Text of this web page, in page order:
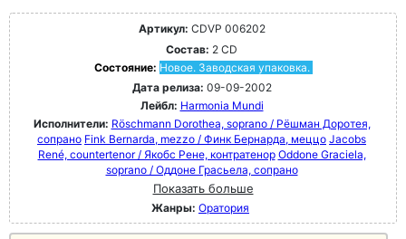
Артикул: CDVP 006202
Состав: 2 CD
Состояние: Новое. Заводская упаковка.
Дата релиза: 09-09-2002
Лейбл: Harmonia Mundi
Исполнители: Röschmann Dorothea, soprano / Рёшман Доротея,
сопрано Fink Bernarda, mezzo / Финк Бернарда, меццо Jacobs
René, countertenor / Якобс Рене, контратенор Oddone Graciela,
soprano / Оддоне Грасьела, сопрано
Показать больше
Жанры: Оратория